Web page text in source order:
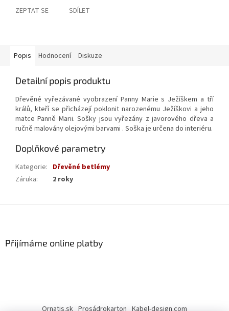
ZEPTAT SE SDÍLET
Popis Hodnocení Diskuze
Detailní popis produktu
Dřevěné vyřezávané vyobrazení Panny Marie s Ježíškem a tří
králů, kteří se přicházejí poklonit narozenému Ježíškovi a jeho
matce Panně Marii. Sošky jsou vyřezány z javorového dřeva a
ručně malovány olejovými barvami . Soška je určena do interiéru.
Doplňkové parametry
Kategorie: Dřevěné betlémy
Záruka: 2 roky
Přijímáme online platby